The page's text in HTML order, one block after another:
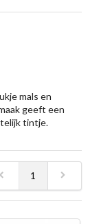
mals en
geeft een
tintje.
1